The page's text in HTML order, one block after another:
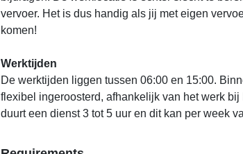
vervoer. Het is dus handig als jij met eigen
komen!
Werktijden
De werktijden liggen tussen 06:00 en 15:00.
flexibel ingeroosterd, afhankelijk van het werk bij
duurt een dienst 3 tot 5 uur en dit kan per week